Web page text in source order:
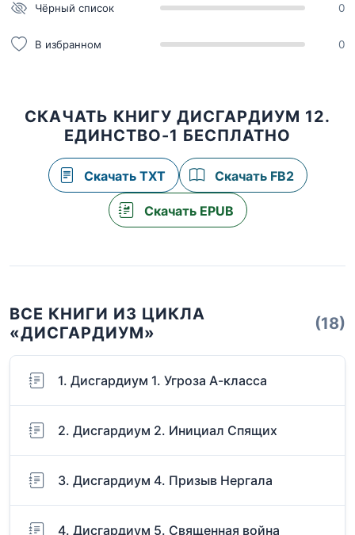
Чёрный список 0
В избранном 0
СКАЧАТЬ КНИГУ ДИСГАРДИУМ 12.
ЕДИНСТВО-1 БЕСПЛАТНО
Скачать TXT Скачать FB2
Скачать EPUB
ВСЕ КНИГИ ИЗ ЦИКЛА
«ДИСГАРДИУМ»
(18)
1. Дисгардиум 1. Угроза А-класса
2. Дисгардиум 2. Инициал Спящих
3. Дисгардиум 4. Призыв Нергала
4. Дисгардиум 5. Священная война